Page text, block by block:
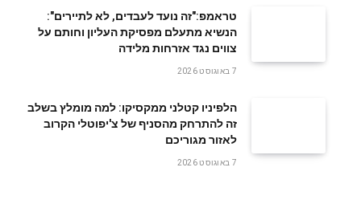
טראמפ:"זה נועד לעבדים, לא לתיירים":
הנשיא מתעלם מפסיקת העליון וחותם על
צווים נגד אזרחות מלידה
7 באוגוסט 2026
הלפיניו קטלני ממקסיקו: למה מומלץ בשלב
זה להתרחק מהסניף של צ'יפוטלי הקרוב
לאזור מגוריכם
7 באוגוסט 2026